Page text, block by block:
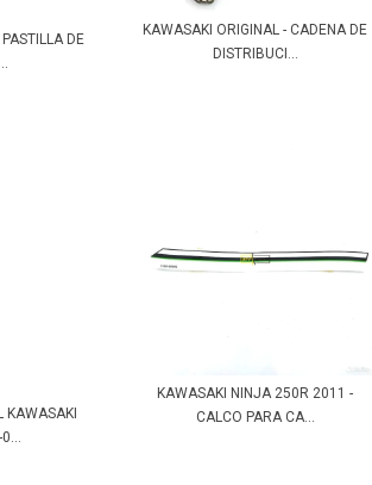
DE
KAWASAKI ORIGINAL - CADENA DE
DISTRIBUCI...
KAWASAKI
KAWASAKI NINJA 250R 2011 -
CALCO PARA CA...